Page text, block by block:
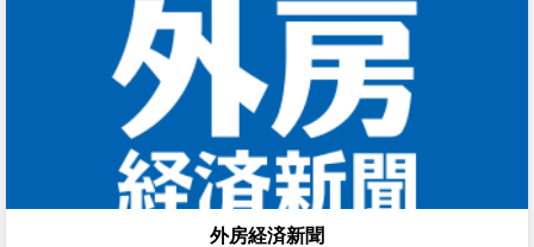
外房経済新聞